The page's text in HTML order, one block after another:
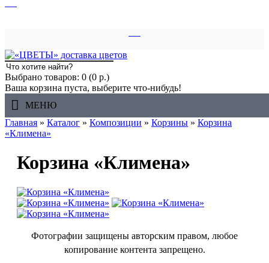
Выбрано товаров: 0 (0 р.)
Ваша корзина пуста, выберите что-нибудь!
МЕНЮ
Главная » Каталог » Композиции » Корзины » Корзина
«Климена»
Корзина «Климена»
Фотографии защищены авторским правом, любое
копирование контента запрещено.